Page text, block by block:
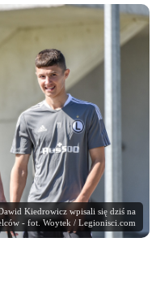
Kiedrowicz wpisali się dziś na
- fot. Woytek / Legionisci.com